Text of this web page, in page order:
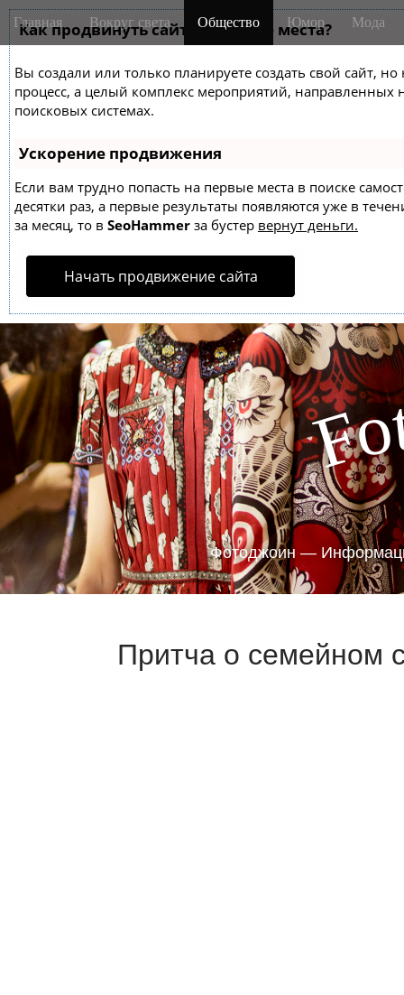
Как продвинуть сайт на первые места?
Вы создали или только планируете создать свой сайт,
процесс, а целый комплекс мероприятий,
поисковых системах.
Ускорение продвижения
Если вам трудно попасть на первые места в поиске
десятки раз, а первые результаты появляются уже в
за месяц, то в SeoHammer за бустер вернут деньги.
Начать продвижение сайта
M
a
n
m
e
n
u
i
Главная Вокруг света Общество Юмор Мода
Fo
Фотоджоин —
Притча о семейном